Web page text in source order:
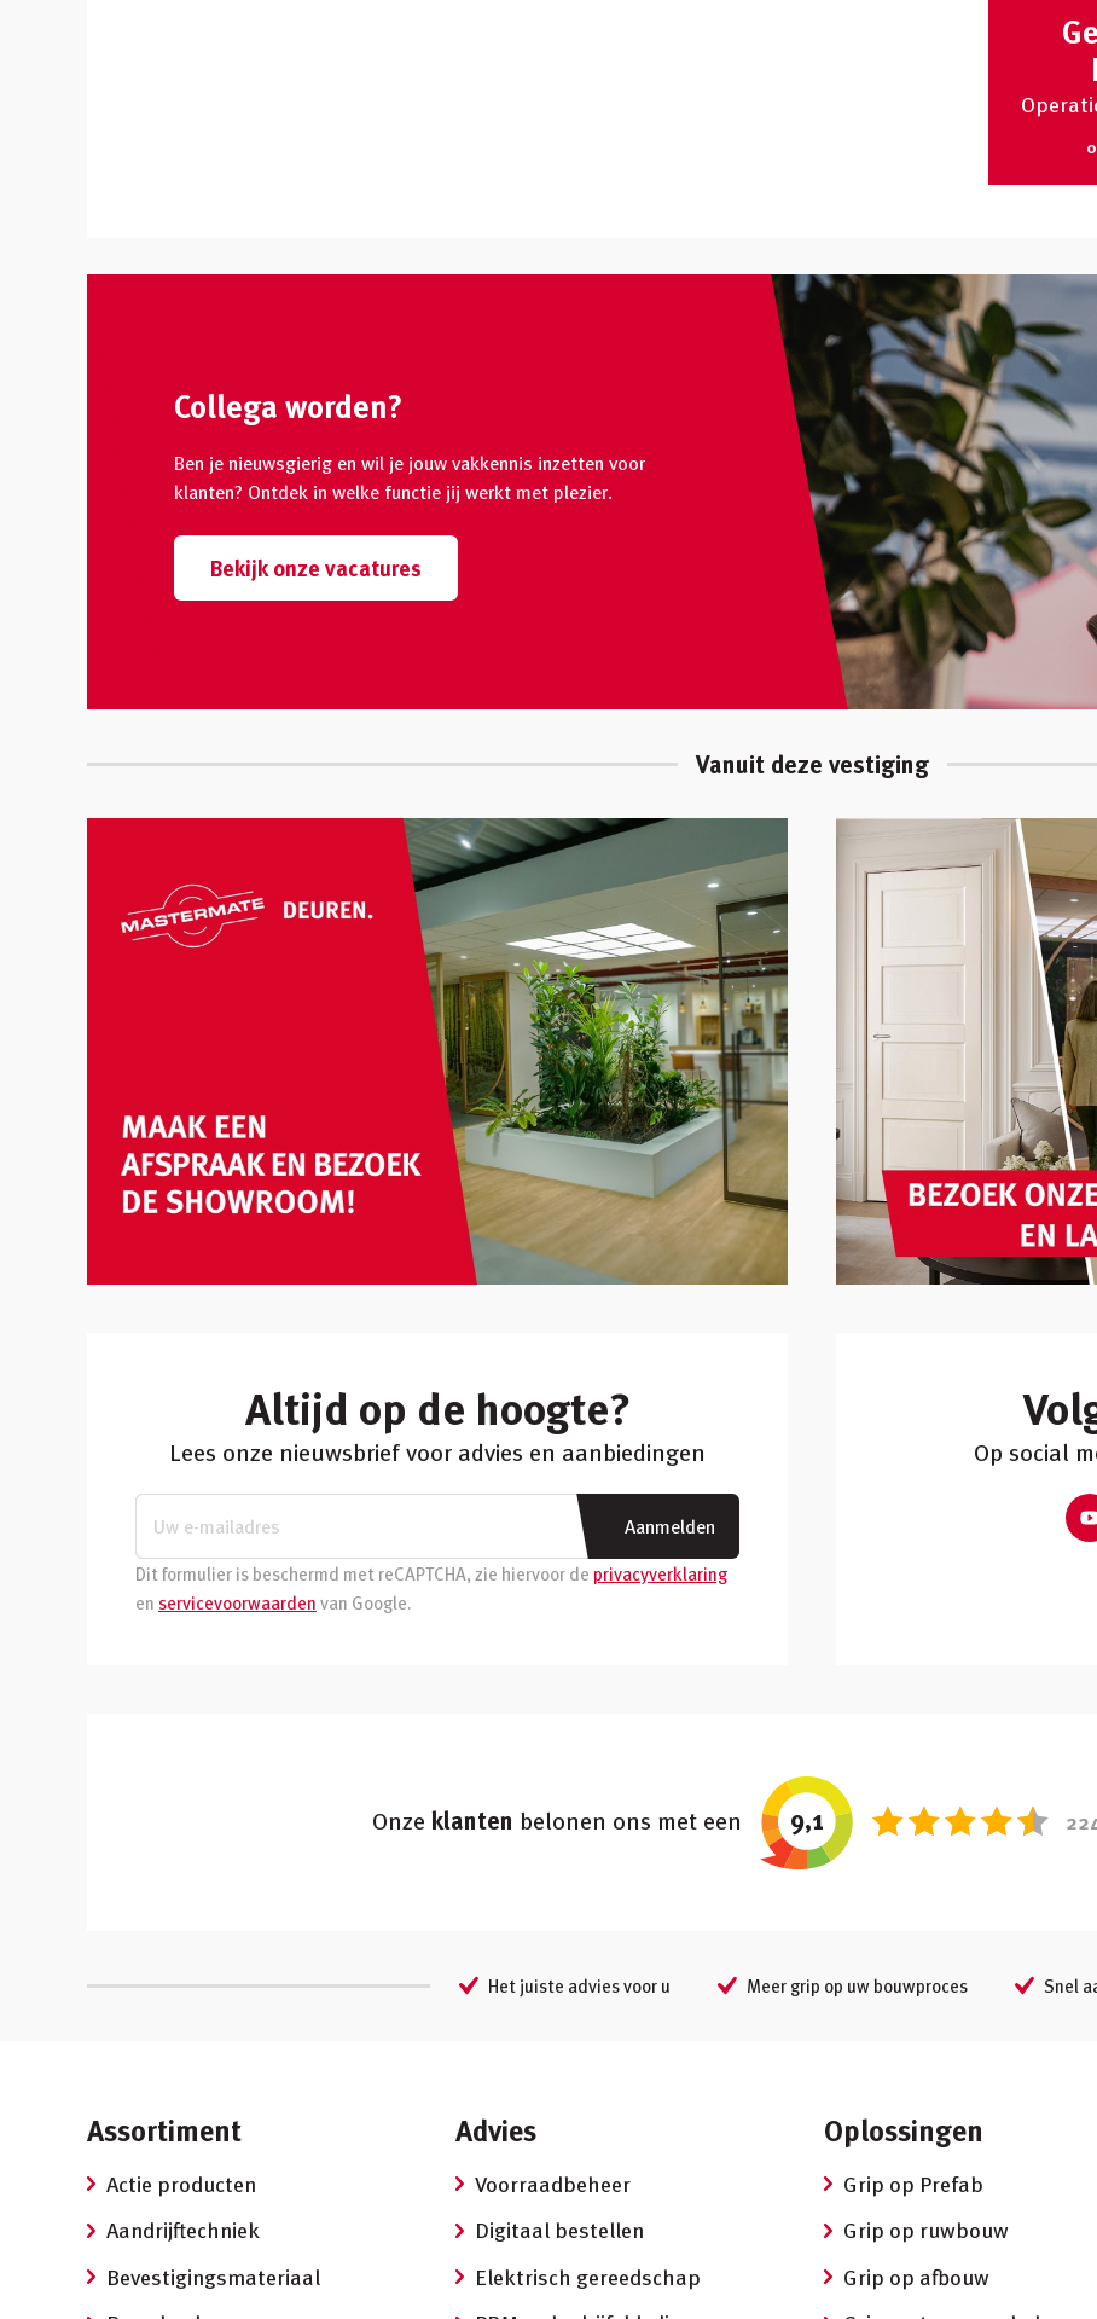
Collega worden?
Ben je nieuwsgierig en wil je jouw vakkennis inzetten voor
klanten? Ontdek in welke functie jij werkt met plezier.
Bekijk onze vacatures
Vanuit deze vestiging
Altijd op de hoogte?
Lees onze nieuwsbrief voor advies en aanbiedingen
Aanmelden
Dit formulier is beschermd met reCAPTCHA, zie hiervoor de privacyverklaring
en servicevoorwaardenvan Google.
Op social
Onze klanten belonen ons met een 9,1
Het juiste advies voor u Meer grip op uw bouwproces Snel
Assortiment
Actie producten
Aandrijftechniek
Bevestigingsmateriaal
Advies
Voorraadbeheer
Digitaal bestellen
Elektrisch gereedschap
Oplossingen
Grip op Prefab
Grip op ruwbouw
Grip op afbouw